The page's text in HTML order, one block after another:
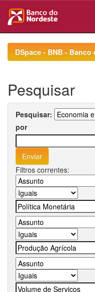
navigationDSpace - BNB -
Pesquisar
Pesquisar:
por
Filtros correntes: